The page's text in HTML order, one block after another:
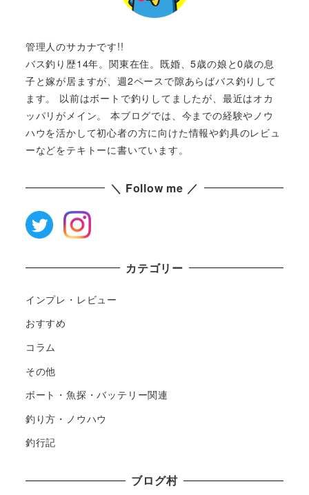
管理人のサカナです!!
バス釣り歴14年。関東在住。既婚、5歳の娘と0歳の息
子と嫁が居ますが、週2ペースで隙あらばバス釣りして
ます。 以前はボートで釣りしてましたが、最近はオカ
ッパリがメイン。 本ブログでは、今までの経験やノウ
ハウを活かして初心者の方に向けた情報や釣具のレビュ
ーなどをテキトーに書いています。
＼ Follow me ／
カテゴリー
インプレ・レビュー
おすすめ
コラム
その他
ボート・魚探・バッテリー関連
釣り方・ノウハウ
釣行記
ブログ村